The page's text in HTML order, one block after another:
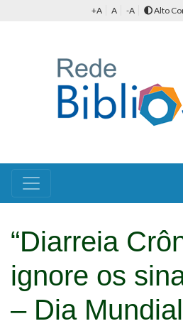
+A A -A Alto
“Diarreia
ignore os
– Dia